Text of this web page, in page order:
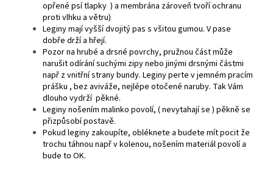
opřené psí tlapky ) a membrána zároveň tvoří ochranu
proti vlhku a větru)
Leginy mají vyšší dvojitý pas s všitou gumou. V pase
dobře drží a hřejí.
Pozor na hrubé a drsné povrchy, pružnou část může
narušit odírání suchými zipy nebo jinými drsnými částmi
např z vnitřní strany bundy. Leginy perte v jemném pracím
prášku , bez aviváže, nejlépe otočené naruby. Tak Vám
dlouho vydrží pěkné.
Leginy nošením malinko povolí, ( nevytahají se ) pěkně se
přizpůsobí postavě.
Pokud leginy zakoupíte, obléknete a budete mít pocit že
trochu táhnou např v kolenou, nošením materiál povolí a
bude to OK.